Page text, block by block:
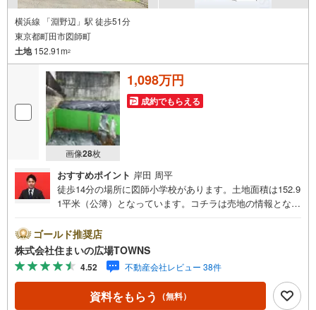
横浜線 「淵野辺」駅 徒歩51分
東京都町田市図師町
土地152.91m2
画像28枚
1,098万円
成約でもらえる
おすすめポイント 岸田 周平
徒歩14分の場所に図師小学校があります。土地面積は152.9
1平米（公簿）となっています。コチラは売地の情報となっ
の整った住宅用地なのでおすすめです。建物がごちゃごち
ゃすることがない第一種低層住居専用地域なので、静かに
快適に過ごすことができます。前面道路6m以上は確保して
いるので車の出し入れもラクラクです。【年中無休/9:00～
21:00】人気物件は特にお問い合わせが集中するため、お早
めにお電話下さい。「室内・現地を見学する」ボタンより
ゴールド推奨店
株式会社住まいの広場TOWNS
4.52 不動産会社レビュー 38件
資料をもらう （無料）